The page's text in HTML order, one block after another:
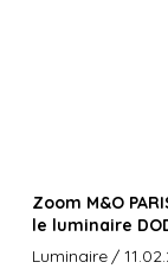
Zoom M&O
le luminaire
Luminaire /